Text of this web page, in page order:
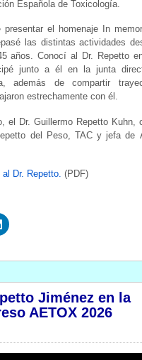
Española de Toxicología.
el homenaje In
las distintas actividades
años. Conocí al Dr. Repetto
junto a él en la junta
además de compartir
estrechamente con él.
el Dr. Guillermo Repetto Kuhn,
del Peso, TAC y jefa de
Dr. Repetto. (PDF)
Jiménez en la
AETOX 2026